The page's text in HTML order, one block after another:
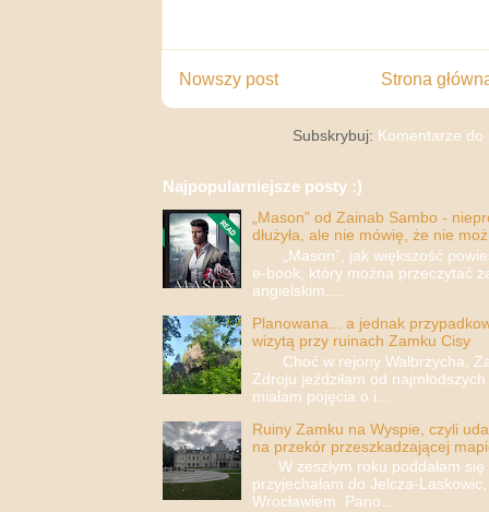
Nowszy post Strona
Subskrybuj: Komentarze do
Najpopularniejsze posty :)
„Mason” od Zainab Sambo -
dłużyła, ale nie mówię, że nie
„Mason”, jak większość
e-book, który można przeczytać
angielskim....
Planowana... a jednak
wizytą przy ruinach Zamku Cisy
Choć w rejony Wałbrzycha,
Zdroju jeździłam od
miałam pojęcia o i...
Ruiny Zamku na Wyspie, czyli
na przekór przeszkadzającej
W zeszłym roku poddałam się
przyjechałam do Jelcza-
Wrocławiem. Pano...